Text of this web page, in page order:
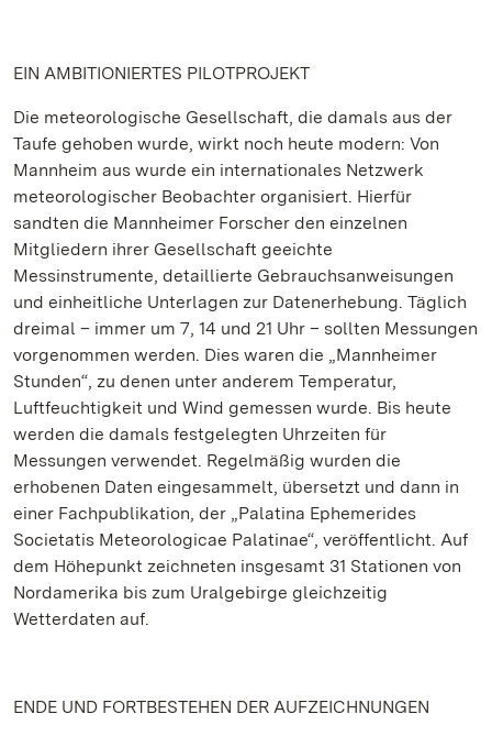
EIN AMBITIONIERTES PILOTPROJEKT
Die meteorologische Gesellschaft, die damals aus der
Taufe gehoben wurde, wirkt noch heute modern: Von
Mannheim aus wurde ein internationales Netzwerk
meteorologischer Beobachter organisiert. Hierfür
sandten die Mannheimer Forscher den einzelnen
Mitgliedern ihrer Gesellschaft geeichte
Messinstrumente, detaillierte Gebrauchsanweisungen
und einheitliche Unterlagen zur Datenerhebung. Täglich
dreimal – immer um 7, 14 und 21 Uhr – sollten Messungen
vorgenommen werden. Dies waren die „Mannheimer
Stunden“, zu denen unter anderem Temperatur,
Luftfeuchtigkeit und Wind gemessen wurde. Bis heute
werden die damals festgelegten Uhrzeiten für
Messungen verwendet. Regelmäßig wurden die
erhobenen Daten eingesammelt, übersetzt und dann in
einer Fachpublikation, der „Palatina Ephemerides
Societatis Meteorologicae Palatinae“, veröffentlicht. Auf
dem Höhepunkt zeichneten insgesamt 31 Stationen von
Nordamerika bis zum Uralgebirge gleichzeitig
Wetterdaten auf.
ENDE UND FORTBESTEHEN DER AUFZEICHNUNGEN